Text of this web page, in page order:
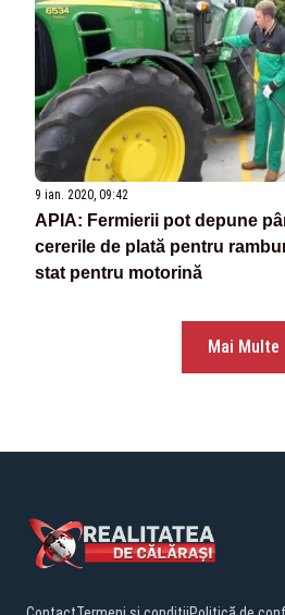
9 ian. 2020, 09:42
APIA: Fermierii pot depune
cererile de plată pentru
stat pentru motorină
Mai Multe